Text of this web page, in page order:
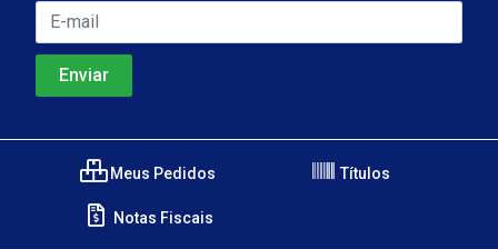
Meus Pedidos Títulos
Notas Fiscais